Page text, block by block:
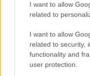
I want to allow
related to
I want to allow
related to security,
functionality and
user protection.
8:00:00 πμ
4:00:00